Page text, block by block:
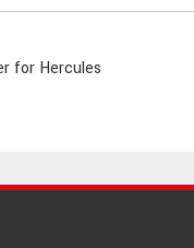
for Hercules